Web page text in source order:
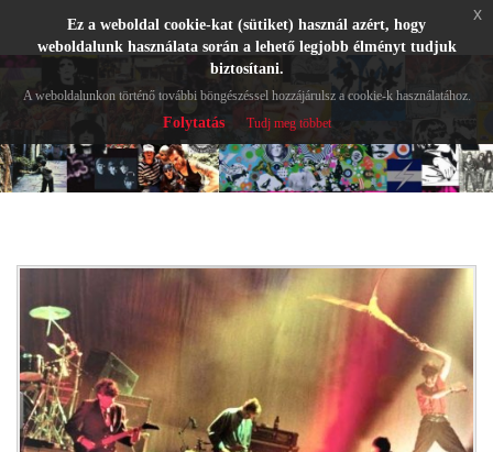
Ez a weboldal cookie-kat (sütiket) használ azért, hogy
weboldalunk használata során a lehető legjobb élményt tudjuk
biztosítani.
A weboldalunkon történő további böngészéssel hozzájárulsz a cookie-k használatához.
Folytatás Tudj meg többet
x